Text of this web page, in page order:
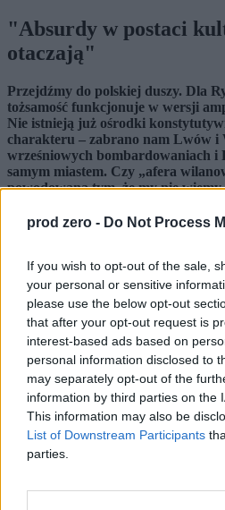
prod zero - Do Not Process
If you wish to opt-out of the sale,
your personal or sensitive
please use the below opt-out
that after your opt-out request is
interest-based ads based on
personal information disclosed to
may separately opt-out of the
information by third parties on the
This information may also be
List of Downstream Participants
parties.
"Absurdy w postaci
otaczają"
Przejdźmy do polskiej duszy. Dla
tożsamość funkcjonuje w wersji
Nie istnieją już ośrodki
charakteru – zabrano nam Lwów i
wrześniowych bombardowaniach i
samym miastem. Czy „afera
powodowana tym, że my nie
Użyłbym tutaj nieco innego modelu
„To nie kryzys, to skutek”. I
właśnie ze skutkiem wszystkich tych
układu oligarchicznego, władzy
polskich „elit” kulturalnych, wycięcia
ośrodków kultury narodowej.
Reklama
Reklama